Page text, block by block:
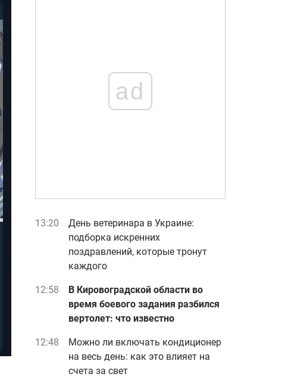
ad
13:20
День ветеринара в Украине:
подборка искренних
поздравлений, которые тронут
каждого
12:58
В Кировоградской области во
время боевого задания разбился
вертолет: что известно
12:48
Можно ли включать кондиционер
на весь день: как это влияет на
счета за свет